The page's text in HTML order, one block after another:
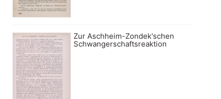
Zur Aschheim-Zondek'schen
Schwangerschaftsreaktion